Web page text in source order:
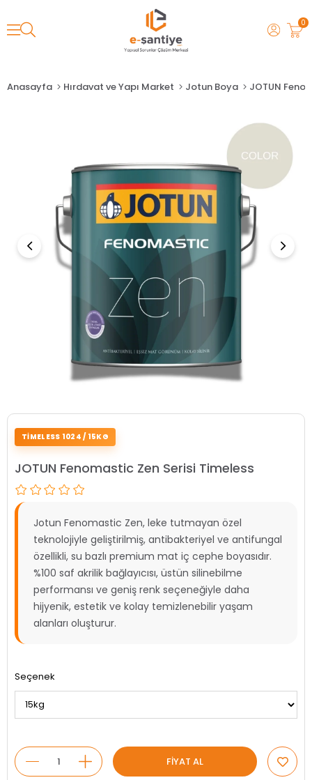
0
Anasayfa Hırdavat ve Yapı Market Jotun Boya JOTUN
TIMELESS 1024 / 15KG
JOTUN Fenomastic Zen Serisi Timeless
Jotun Fenomastic Zen, leke tutmayan özel
teknolojiyle geliştirilmiş, antibakteriyel ve antifungal
özellikli, su bazlı premium mat iç cephe boyasıdır.
%100 saf akrilik bağlayıcısı, üstün silinebilme
performansı ve geniş renk seçeneğiyle daha
hijyenik, estetik ve kolay temizlenebilir yaşam
alanları oluşturur.
Seçenek